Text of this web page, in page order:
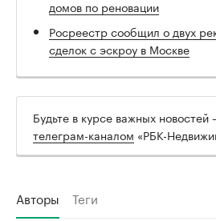
домов по реновации
Росреестр сообщил о двух
сделок с эскроу в Москве
Будьте в курсе важных новостей
телеграм-каналом «РБК-
Авторы Теги